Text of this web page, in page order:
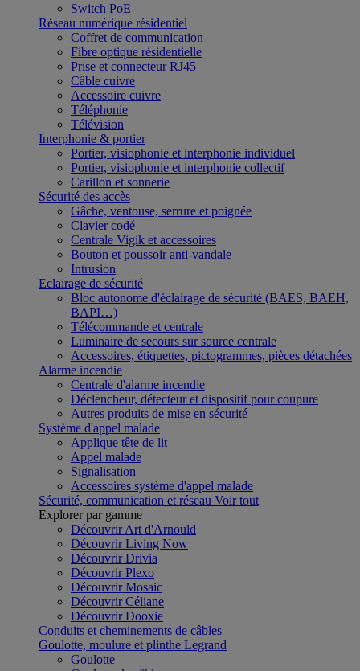
Switch PoE
Réseau numérique résidentiel
Coffret de communication
Fibre optique résidentielle
Prise et connecteur RJ45
Câble cuivre
Accessoire cuivre
Téléphonie
Télévision
Interphonie & portier
Portier, visiophonie et interphonie individuel
Portier, visiophonie et interphonie collectif
Carillon et sonnerie
Sécurité des accès
Gâche, ventouse, serrure et poignée
Clavier codé
Centrale Vigik et accessoires
Bouton et poussoir anti-vandale
Intrusion
Eclairage de sécurité
Bloc autonome d'éclairage de sécurité (BAES, BAEH,
BAPI…)
Télécommande et centrale
Luminaire de secours sur source centrale
Accessoires, étiquettes, pictogrammes, pièces détachées
Alarme incendie
Centrale d'alarme incendie
Déclencheur, détecteur et dispositif pour coupure
Autres produits de mise en sécurité
Système d'appel malade
Applique tête de lit
Appel malade
Signalisation
Accessoires système d'appel malade
Sécurité, communication et réseau Voir tout
Explorer par gamme
Découvrir Art d'Arnould
Découvrir Living Now
Découvrir Drivia
Découvrir Plexo
Découvrir Mosaic
Découvrir Céliane
Découvrir Dooxie
Conduits et cheminements de câbles
Goulotte, moulure et plinthe Legrand
Goulotte